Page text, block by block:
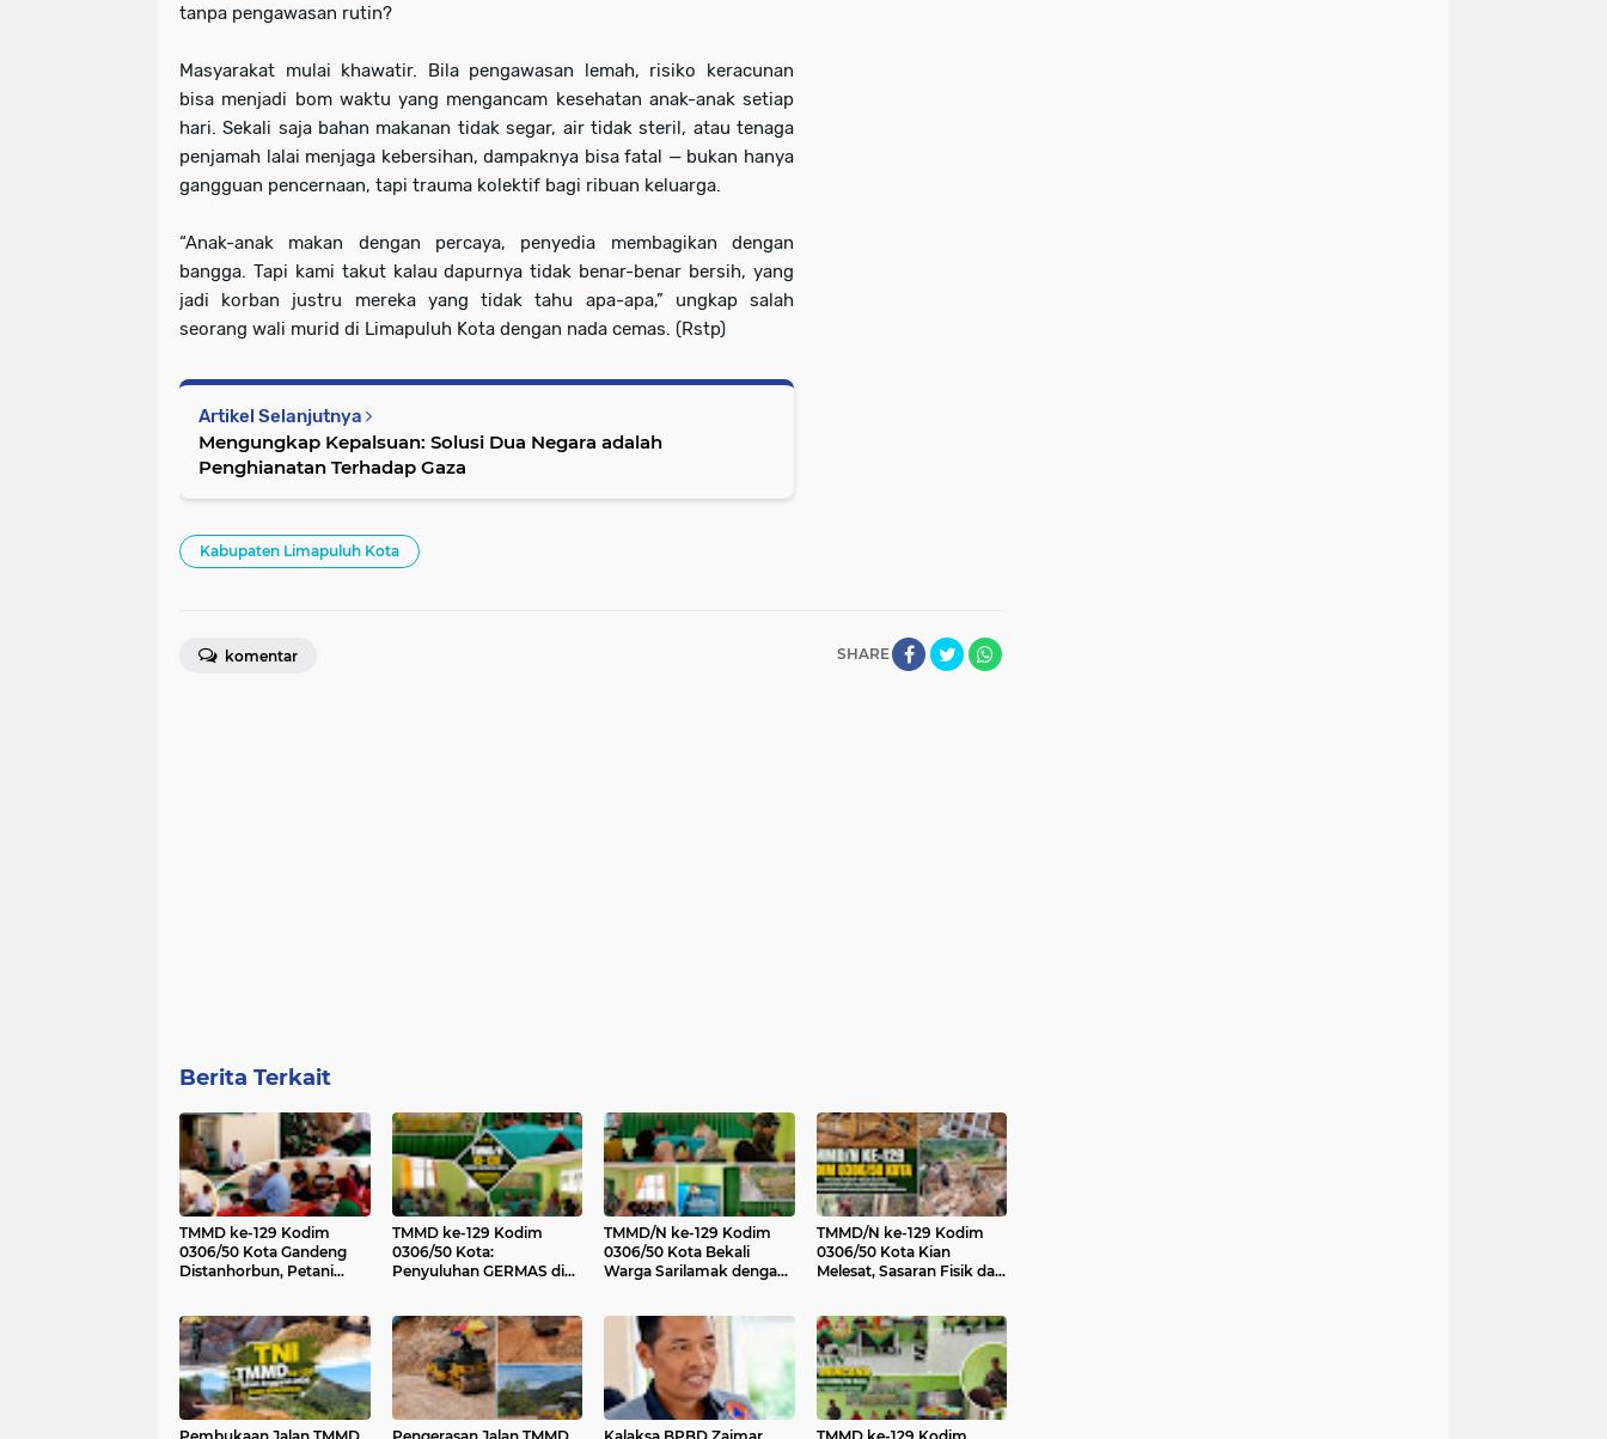
tanpa pengawasan rutin?
Masyarakat mulai khawatir. Bila pengawasan lemah, risiko keracunan
bisa menjadi bom waktu yang mengancam kesehatan anak-anak setiap
hari. Sekali saja bahan makanan tidak segar, air tidak steril, atau tenaga
penjamah lalai menjaga kebersihan, dampaknya bisa fatal — bukan hanya
gangguan pencernaan, tapi trauma kolektif bagi ribuan keluarga.
“Anak-anak makan dengan percaya, penyedia membagikan dengan
bangga. Tapi kami takut kalau dapurnya tidak benar-benar bersih, yang
jadi korban justru mereka yang tidak tahu apa-apa,” ungkap salah
seorang wali murid di Limapuluh Kota dengan nada cemas. (Rstp)
Artikel Selanjutnya
Mengungkap Kepalsuan: Solusi Dua Negara adalah
Penghianatan Terhadap Gaza
Kabupaten Limapuluh Kota
SHARE
komentar
Berita Terkait
TMMD ke-129 Kodim
0306/50 Kota Gandeng
Distanhorbun, Petani
Kakao Modern
TMMD ke-129 Kodim
0306/50 Kota:
Penyuluhan GERMAS di
Kesadaran Hidup Sehat
TMMD/N ke-129 Kodim
0306/50 Kota Bekali
Warga Sarilamak dengan
Prajurit TNI
TMMD/N ke-129 Kodim
0306/50 Kota Kian
Melesat, Sasaran Fisik dan